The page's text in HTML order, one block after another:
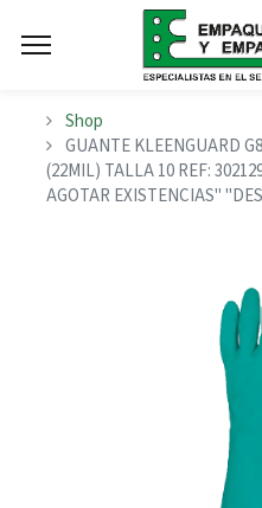
Shop
GUANTE KLEENGUARD
(22MIL) TALLA 10 REF:
AGOTAR EXISTENCIAS"